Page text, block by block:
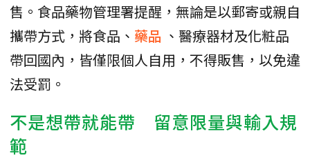
售。食品藥物管理署提醒，無論是以郵寄或親自
攜帶方式，將食品、 藥品 、醫療器材及化粧品
帶回國內，皆僅限個人自用，不得販售，以免違
法受罰。
不是想帶就能帶 留意限量與輸入規
範